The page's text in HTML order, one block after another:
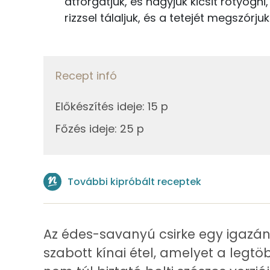
38g piros kaliforniai paprika
46g újhagyma
83g brokkoli
28gsárgarépa
0g bors
67g
rizs
Összesen
Összesen
Egyszeresen telítetlen zsírsav:
Koleszterin
Összesen
rizzsel tálaljuk, és a tetejét
Recept infó
Előkészítés ideje: 15 p
Főzés ideje: 25 p
További kipróbált receptek
Az édes-savanyú csirke egy
szabott kínai étel, amelyet a